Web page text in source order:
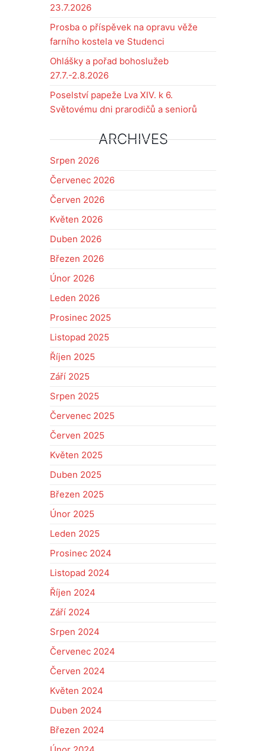
23.7.2026
Prosba o příspěvek na opravu věže
farního kostela ve Studenci
Ohlášky a pořad bohoslužeb
27.7.-2.8.2026
Poselství papeže Lva XIV. k 6.
Světovému dni prarodičů a seniorů
ARCHIVES
Srpen 2026
Červenec 2026
Červen 2026
Květen 2026
Duben 2026
Březen 2026
Únor 2026
Leden 2026
Prosinec 2025
Listopad 2025
Říjen 2025
Září 2025
Srpen 2025
Červenec 2025
Červen 2025
Květen 2025
Duben 2025
Březen 2025
Únor 2025
Leden 2025
Prosinec 2024
Listopad 2024
Říjen 2024
Září 2024
Srpen 2024
Červenec 2024
Červen 2024
Květen 2024
Duben 2024
Březen 2024